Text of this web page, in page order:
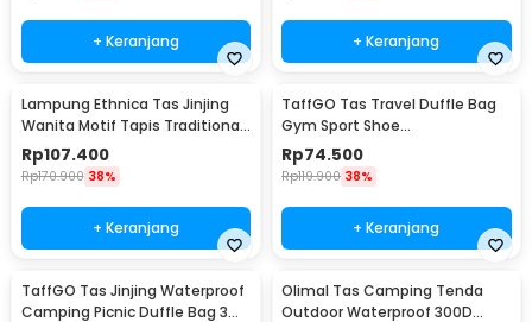
+ Keranjang + Keranjang
Lampung Ethnica Tas Jinjing
Wanita Motif Tapis Traditional
Handbag - LE3
Rp107.400
Rp170.900 38%
+ Keranjang
TaffGO Tas Travel Duffle Bag
Gym Sport Shoe
Compartment 30L - C48
Rp74.500
Rp119.900 38%
+ Keranjang
TaffGO Tas Jinjing Waterproof
Camping Picnic Duffle Bag 3
Olimal Tas Camping Tenda
Outdoor Waterproof 300D